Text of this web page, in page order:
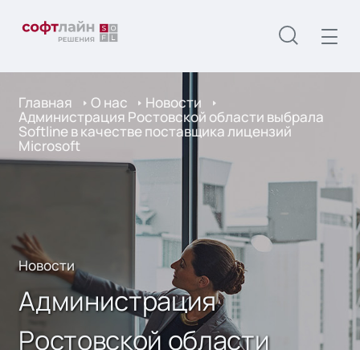
Главная О нас Новости
Администрация Ростовской области выбрала
Softline в качестве поставщика лицензий
Microsoft
Новости
Администрация
Ростовской области